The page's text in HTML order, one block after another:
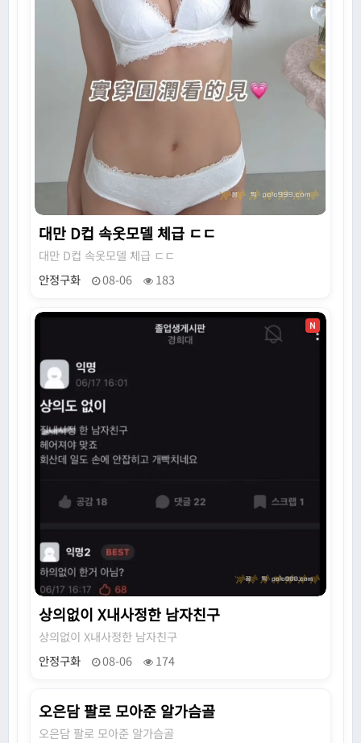
대만 D컵 속옷모델 체급 ㄷㄷ
대만 D컵 속옷모델 체급 ㄷㄷ
안정구화
08-06 183
N
상의없이 X내사정한 남자친구
상의없이 X내사정한 남자친구
안정구화
08-06 174
오은담 팔로 모아준 알가슴골
오은담 팔로 모아준 알가슴골